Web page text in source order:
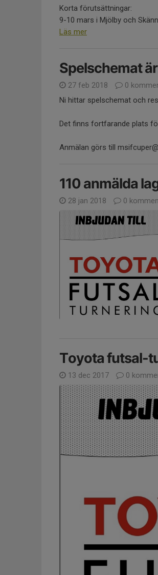
Korta förutsättningar:
9-10 mars i Mjölby och
Läs mer
Spelschemat
27 feb 2018
0
Ni hittar spelschemat och
Det finns fortfarande plats
Anmälan görs till
110 anmälda
28 jan 2018
0
Toyota futsal-
13 dec 2017 0